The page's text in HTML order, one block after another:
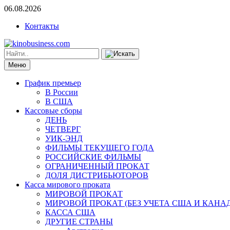
06.08.2026
Контакты
Меню
График премьер
В России
В США
Кассовые сборы
ДЕНЬ
ЧЕТВЕРГ
УИК-ЭНД
ФИЛЬМЫ ТЕКУЩЕГО ГОДА
РОССИЙСКИЕ ФИЛЬМЫ
ОГРАНИЧЕННЫЙ ПРОКАТ
ДОЛЯ ДИСТРИБЬЮТОРОВ
Касса мирового проката
МИРОВОЙ ПРОКАТ
МИРОВОЙ ПРОКАТ (БЕЗ УЧЕТА США И
КАССА США
ДРУГИЕ СТРАНЫ